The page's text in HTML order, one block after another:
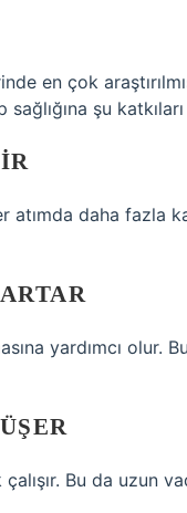
en çok
şu
atımda daha fazla
yardımcı olur.
Bu da uzun